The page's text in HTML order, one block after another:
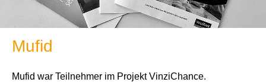
Mufid
Mufid war Teilnehmer im Projekt VinziChance.